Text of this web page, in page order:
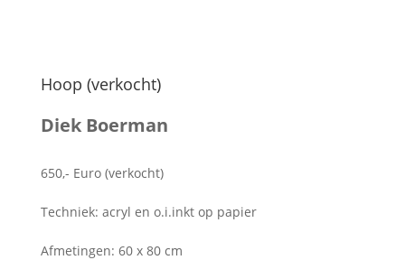
Hoop (verkocht)
Diek Boerman
650,- Euro (verkocht)
Techniek: acryl en o.i.inkt op papier
Afmetingen: 60 x 80 cm